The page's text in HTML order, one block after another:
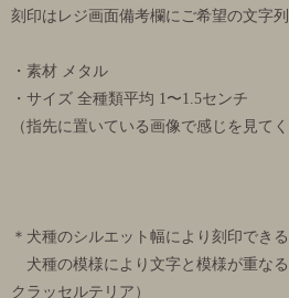
刻印はレジ画面備考欄にご希望の文字
・素材 メタル
・サイズ 全種類平均 1〜1.5センチ
（指先に置いている画像で感じを見てく
＊犬種のシルエット幅により刻印でき
犬種の模様により文字と模様が重な
クラッセルテリア）